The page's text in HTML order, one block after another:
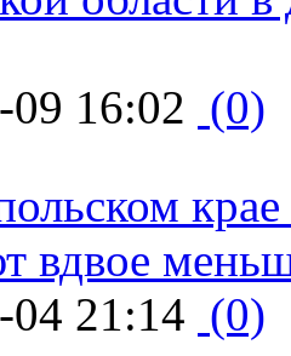
16:02 (0)
вдвое
04 21:14 (0)